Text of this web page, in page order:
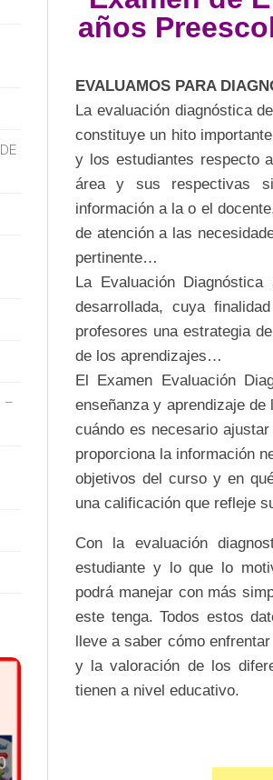
años
EVALUAMOS PARA
La evaluación diagnóstica
constituye un hito
y los estudiantes respecto
área y sus respectivas
información a la o el
de atención a las
pertinente…
La Evaluación
desarrollada, cuya
profesores una estrategia
de los aprendizajes…
El Examen Evaluación
enseñanza y aprendizaje
cuándo es necesario
proporciona la información
objetivos del curso y en
una calificación que refleje
Con la evaluación
estudiante y lo que lo
podrá manejar con más
este tenga. Todos estos
lleve a saber cómo
y la valoración de los
tienen a nivel educativo.
–